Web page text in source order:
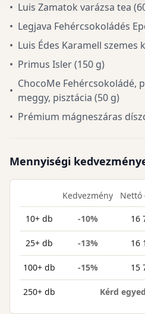
• Luis Zamatok varázsa tea
• Legjava Fehércsokoládés
• Luis Édes Karamell szemes
• Primus Isler (150 g)
•
ChocoMe Fehércsokoládé,
meggy, pisztácia (50 g)
• Prémium mágneszáras
Mennyiségi
Kedvezmény Nettó
10+ db -10% 16
25+ db -13% 16
100+ db -15% 15
250+ db Kérd